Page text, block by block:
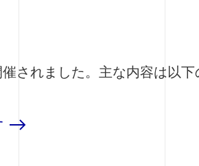
されました。主な内容は以下